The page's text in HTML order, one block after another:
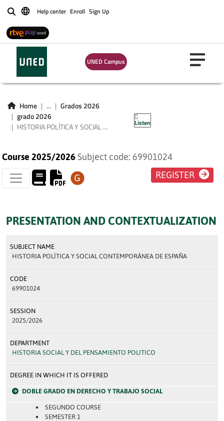
BuscarHelp center Enroll Sign Up
UNED Campus
Home ...
Grados 2026
grado 2026
HISTORIA POLÍTICA Y SOCIAL ...
Listen
HISTORIA POLÍTICA
Y SOCIAL
CONTEMPORÁNEA
DE ESPAÑA
Course 2025/2026 Subject code: 69901024
REGISTER
PRESENTATION AND CONTEXTUALIZATION
SUBJECT NAME
HISTORIA POLÍTICA Y SOCIAL CONTEMPORÁNEA DE ESPAÑA
CODE
69901024
SESSION
2025/2026
DEPARTMENT
HISTORIA SOCIAL Y DEL PENSAMIENTO POLITICO
DEGREE IN WHICH IT IS OFFERED
DOBLE GRADO EN DERECHO Y TRABAJO SOCIAL
SEGUNDO COURSE
SEMESTER 1